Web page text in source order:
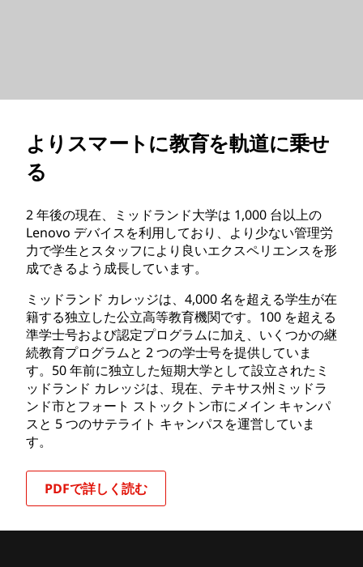
よりスマートに教育を軌道に乗せ
る
2 年後の現在、ミッドランド大学は 1,000 台以上の
Lenovo デバイスを利用しており、より少ない管理労
力で学生とスタッフにより良いエクスペリエンスを形
成できるよう成長しています。
ミッドランド カレッジは、4,000 名を超える学生が在
籍する独立した公立高等教育機関です。100 を超える
準学士号および認定プログラムに加え、いくつかの継
続教育プログラムと 2 つの学士号を提供していま
す。50 年前に独立した短期大学として設立されたミ
ッドランド カレッジは、現在、テキサス州ミッドラ
ンド市とフォート ストックトン市にメイン キャンパ
スと 5 つのサテライト キャンパスを運営していま
す。
PDFで詳しく読む